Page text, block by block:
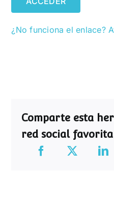
¿No funciona el enlace?
Comparte esta
red social favorita